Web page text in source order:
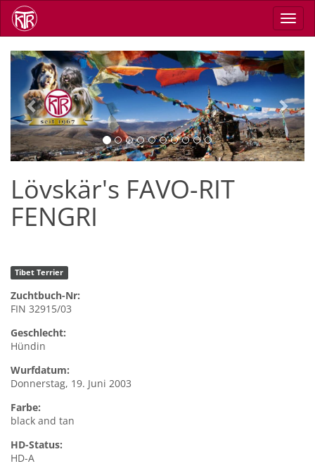
Direkt
zum
Inhalt
Previous Next
Lövskär's FAVO-RIT
FENGRI
Tibet Terrier
Zuchtbuch-Nr:
FIN 32915/03
Geschlecht:
Hündin
Wurfdatum:
Donnerstag, 19. Juni 2003
Farbe:
black and tan
HD-Status:
HD-A